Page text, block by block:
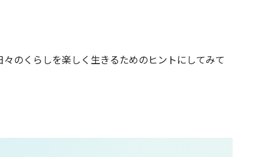
のくらしを楽しく生きるためのヒントにしてみて